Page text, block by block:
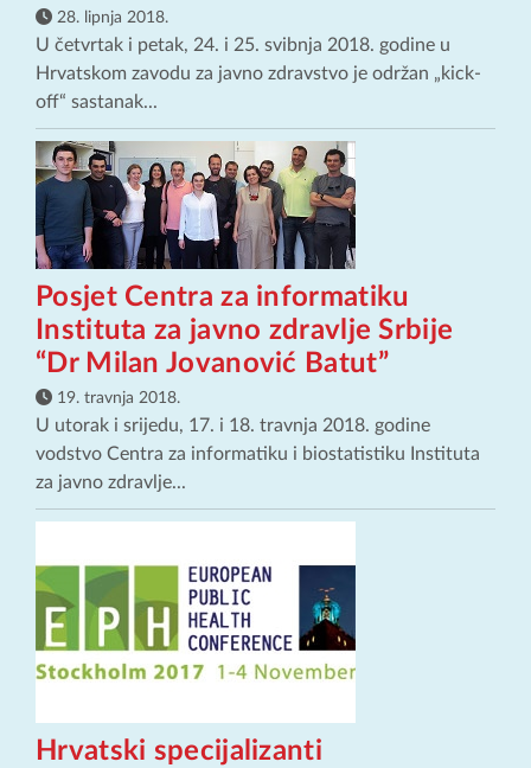
28. lipnja 2018.
U četvrtak i petak, 24. i 25. svibnja 2018. godine u
Hrvatskom zavodu za javno zdravstvo je održan „kick-
off“ sastanak...
Posjet Centra za informatiku
Instituta za javno zdravlje Srbije
“Dr Milan Jovanović Batut”
19. travnja 2018.
U utorak i srijedu, 17. i 18. travnja 2018. godine
vodstvo Centra za informatiku i biostatistiku Instituta
za javno zdravlje...
Hrvatski specijalizanti